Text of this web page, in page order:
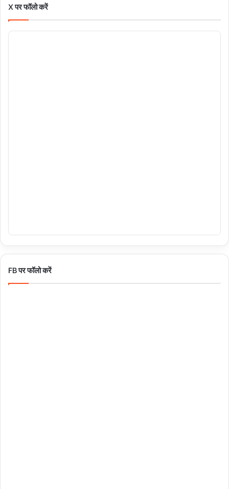
X पर फॉलो करें
FB पर फॉलो करें